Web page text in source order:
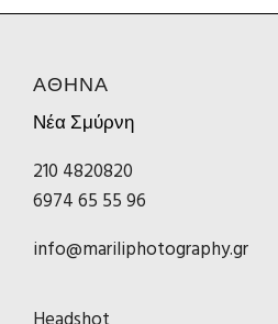
ΑΘΗΝΑ
Νέα Σμύρνη
210 4820820
6974 65 55 96
info@mariliphotography.gr